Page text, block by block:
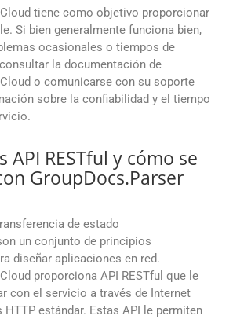
tiene como objetivo proporcionar
Si bien generalmente funciona bien,
ocasionales o tiempos de
la documentación de
o comunicarse con su soporte
sobre la confiabilidad y el tiempo
API RESTful y cómo se
GroupDocs.Parser
de estado
un conjunto de principios
diseñar aplicaciones en red.
proporciona API RESTful que le
con el servicio a través de Internet
estándar. Estas API le permiten